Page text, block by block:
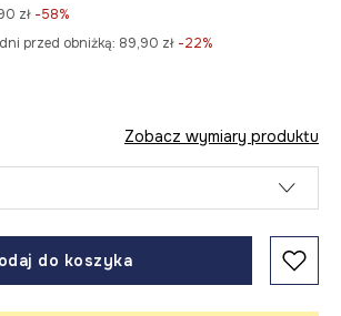
zł -58%
przed obniżką: 89,90 zł -22%
Zobacz wymiary produktu
do koszyka